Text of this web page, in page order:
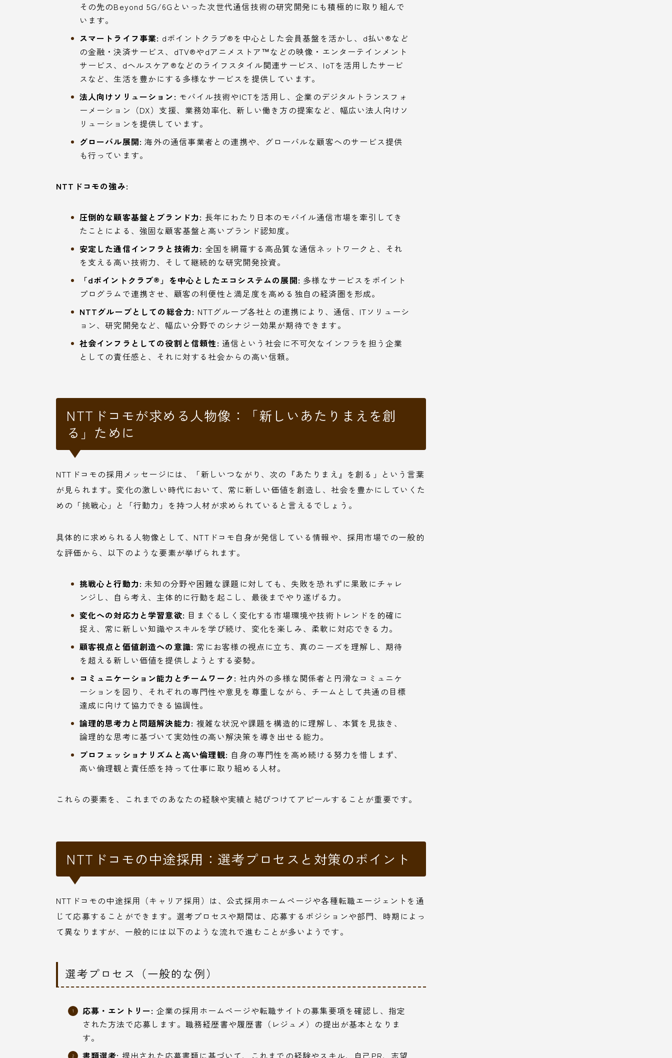
その先のBeyond 5G/6Gといった次世代通信技術の研究開発にも積極的に取り組んで
います。
スマートライフ事業: dポイントクラブ®︎を中心とした会員基盤を活かし、d払い®︎など
の金融・決済サービス、dTV®︎やdアニメストア™などの映像・エンターテインメント
サービス、dヘルスケア®︎などのライフスタイル関連サービス、IoTを活用したサービ
スなど、生活を豊かにする多様なサービスを提供しています。
法人向けソリューション: モバイル技術やICTを活用し、企業のデジタルトランスフォ
ーメーション（DX）支援、業務効率化、新しい働き方の提案など、幅広い法人向けソ
リューションを提供しています。
グローバル展開: 海外の通信事業者との連携や、グローバルな顧客へのサービス提供
も行っています。
NTTドコモの強み:
圧倒的な顧客基盤とブランド力: 長年にわたり日本のモバイル通信市場を牽引してき
たことによる、強固な顧客基盤と高いブランド認知度。
安定した通信インフラと技術力: 全国を網羅する高品質な通信ネットワークと、それ
を支える高い技術力、そして継続的な研究開発投資。
「dポイントクラブ®︎」を中心としたエコシステムの展開: 多様なサービスをポイント
プログラムで連携させ、顧客の利便性と満足度を高める独自の経済圏を形成。
NTTグループとしての総合力: NTTグループ各社との連携により、通信、ITソリューシ
ョン、研究開発など、幅広い分野でのシナジー効果が期待できます。
社会インフラとしての役割と信頼性: 通信という社会に不可欠なインフラを担う企業
としての責任感と、それに対する社会からの高い信頼。
NTTドコモが求める人物像：「新しいあたりまえを創
る」ために
NTTドコモの採用メッセージには、「新しいつながり、次の『あたりまえ』を創る」という言葉
が見られます。変化の激しい時代において、常に新しい価値を創造し、社会を豊かにしていくた
めの「挑戦心」と「行動力」を持つ人材が求められていると言えるでしょう。
具体的に求められる人物像として、NTTドコモ自身が発信している情報や、採用市場での一般的
な評価から、以下のような要素が挙げられます。
挑戦心と行動力: 未知の分野や困難な課題に対しても、失敗を恐れずに果敢にチャレ
ンジし、自ら考え、主体的に行動を起こし、最後までやり遂げる力。
変化への対応力と学習意欲: 目まぐるしく変化する市場環境や技術トレンドを的確に
捉え、常に新しい知識やスキルを学び続け、変化を楽しみ、柔軟に対応できる力。
顧客視点と価値創造への意識: 常にお客様の視点に立ち、真のニーズを理解し、期待
を超える新しい価値を提供しようとする姿勢。
コミュニケーション能力とチームワーク: 社内外の多様な関係者と円滑なコミュニケ
ーションを図り、それぞれの専門性や意見を尊重しながら、チームとして共通の目標
達成に向けて協力できる協調性。
論理的思考力と問題解決能力: 複雑な状況や課題を構造的に理解し、本質を見抜き、
論理的な思考に基づいて実効性の高い解決策を導き出せる能力。
プロフェッショナリズムと高い倫理観: 自身の専門性を高め続ける努力を惜しまず、
高い倫理観と責任感を持って仕事に取り組める人材。
これらの要素を、これまでのあなたの経験や実績と結びつけてアピールすることが重要です。
NTTドコモの中途採用：選考プロセスと対策のポイント
NTTドコモの中途採用（キャリア採用）は、公式採用ホームページや各種転職エージェントを通
じて応募することができます。選考プロセスや期間は、応募するポジションや部門、時期によっ
て異なりますが、一般的には以下のような流れで進むことが多いようです。
選考プロセス（一般的な例）
応募・エントリー: 企業の採用ホームページや転職サイトの募集要項を確認し、指定
された方法で応募します。職務経歴書や履歴書（レジュメ）の提出が基本となりま
す。